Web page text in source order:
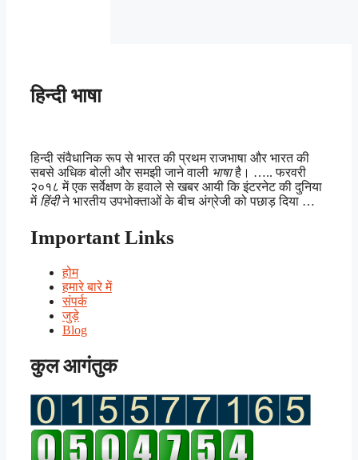
हिन्दी भाषा
हिन्दी संवैधानिक रूप से भारत की प्रथम राजभाषा और भारत की
सबसे अधिक बोली और समझी जाने वाली भाषाहै। ….. फरवरी
२०१८ में एक सर्वेक्षण के हवाले से खबर आयी कि इंटरनेट की दुनिया
में हिंदीने भारतीय उपभोक्ताओं के बीच अंग्रेजी को पछाड़ दिया …
Important Links
होम
हमारे बारे में
संपर्क
जुड़े
Blog
कुल आगंतुक